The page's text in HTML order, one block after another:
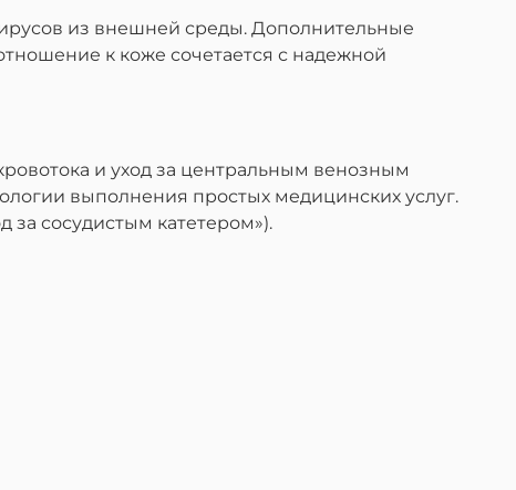
из внешней среды. Дополнительные
к коже сочетается с надежной
и уход за центральным венозным
выполнения простых медицинских услуг.
за сосудистым катетером»).